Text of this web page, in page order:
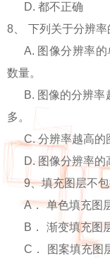
D. 都不正确
8
下列关于分辨率
A. 图像分辨率的
数量。
B. 图像的分辨率
多。
C.分辨率越高的
D.图像分辨率的
9、填充图层不
A． 单色填充图
B ．
渐变填充图
C ．
图案填充图